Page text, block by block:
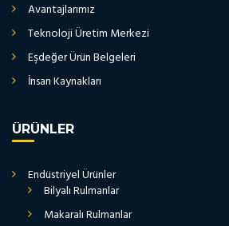
Avantajlarımız
Teknoloji Üretim Merkezi
Eşdeğer Ürün Belgeleri
İnsan Kaynakları
ÜRÜNLER
Endüstriyel Ürünler
Bilyalı Rulmanlar
Makaralı Rulmanlar